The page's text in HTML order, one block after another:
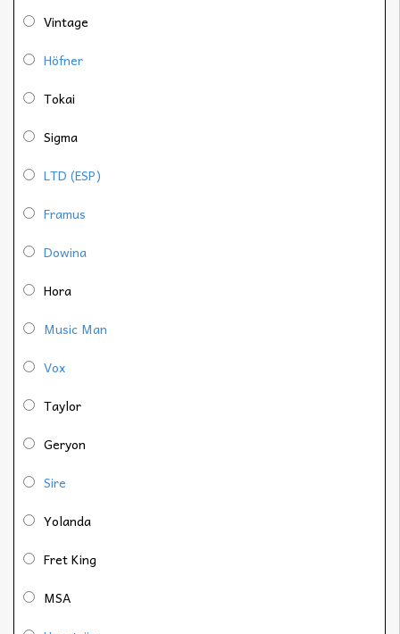
Vintage
Höfner
Tokai
Sigma
LTD (ESP)
Framus
Dowina
Hora
Music Man
Vox
Taylor
Geryon
Sire
Yolanda
Fret King
MSA